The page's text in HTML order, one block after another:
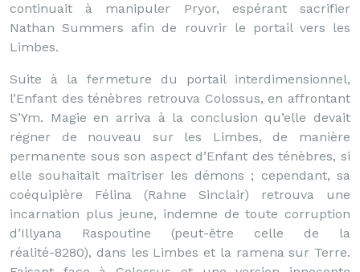
continuait à manipuler Pryor, espérant sacrifier
Nathan Summers afin de rouvrir le portail vers les
Limbes.
Suite à la fermeture du portail interdimensionnel,
l’Enfant des ténèbres retrouva Colossus, en affrontant
S’Ym. Magie en arriva à la conclusion qu’elle devait
régner de nouveau sur les Limbes, de manière
permanente sous son aspect d’Enfant des ténèbres, si
elle souhaitait maîtriser les démons ; cependant, sa
coéquipière Félina (Rahne Sinclair) retrouva une
incarnation plus jeune, indemne de toute corruption
d’Illyana Raspoutine (peut-être celle de la
réalité-8280), dans les Limbes et la ramena sur Terre.